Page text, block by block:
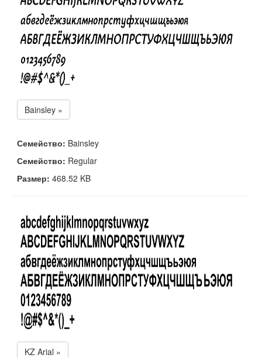
Bainsley »
Семейство: Bainsley
Семейство: Regular
Размер: 468.52 KB
KZ Arial »